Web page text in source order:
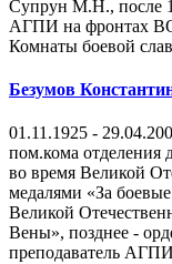
Супрун М.Н., после
АГПИ на фронтах
Комнаты боевой
Безумов
01.11.1925 -
пом.кома отделения
во время Великой
медалями «За
Великой
Вены», позднее -
преподаватель